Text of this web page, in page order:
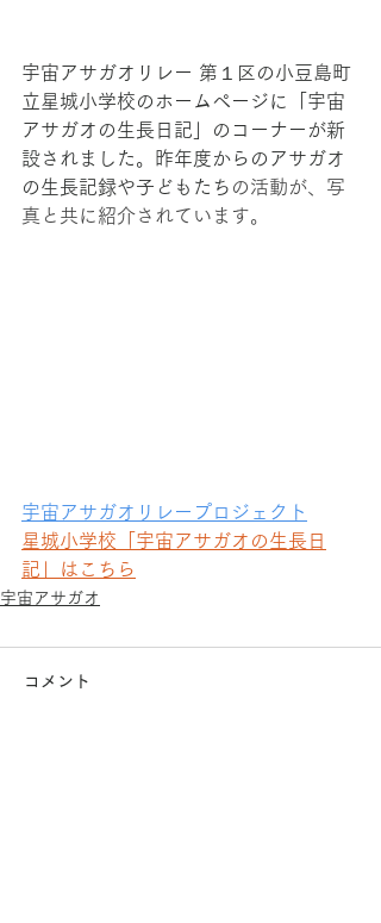
宇宙アサガオリレー 第１区の小豆島町
立星城小学校のホームページに「宇宙
アサガオの生長日記」のコーナーが新
設されました。昨年度からのアサガオ
の生長記録や子どもたち の活動が、写
真と共に紹介されています。
宇宙アサガオリレープロジェクト
星城小学校「宇宙アサガオの生長日
記」はこちら
宇宙アサガオ
コメント